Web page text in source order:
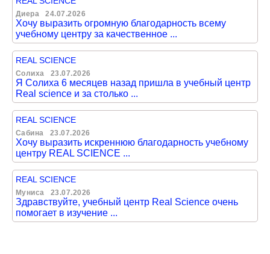
Диера 24.07.2026
Хочу выразить огромную благодарность всему
учебному центру за качественное ...
REAL SCIENCE
Солиха 23.07.2026
Я Солиха 6 месяцев назад пришла в учебный центр
Real science и за столько ...
REAL SCIENCE
Сабина 23.07.2026
Хочу выразить искреннюю благодарность учебному
центру REAL SCIENCE ...
REAL SCIENCE
Муниса 23.07.2026
Здравствуйте, учебный центр Real Science очень
помогает в изучение ...